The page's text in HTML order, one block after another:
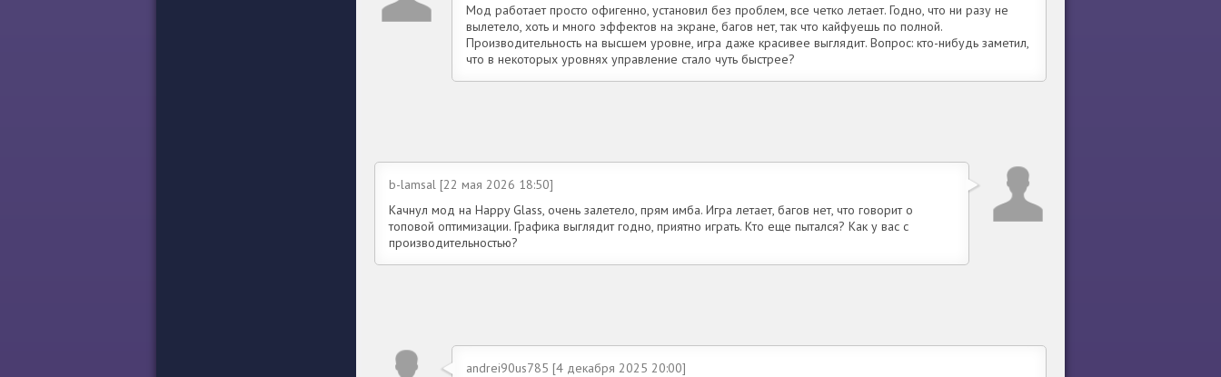
Мод работает просто офигенно, установил без проблем, все четко летает. Годно, что ни разу не
вылетело, хоть и много эффектов на экране, багов нет, так что кайфуешь по полной.
Производительность на высшем уровне, игра даже красивее выглядит. Вопрос: кто-нибудь заметил,
что в некоторых уровнях управление стало чуть быстрее?
b-lamsal [22 мая 2026 18:50]
Качнул мод на Happy Glass, очень залетело, прям имба. Игра летает, багов нет, что говорит о
топовой оптимизации. Графика выглядит годно, приятно играть. Кто еще пытался? Как у вас с
производительностью?
andrei90us785 [4 декабря 2025 20:00]